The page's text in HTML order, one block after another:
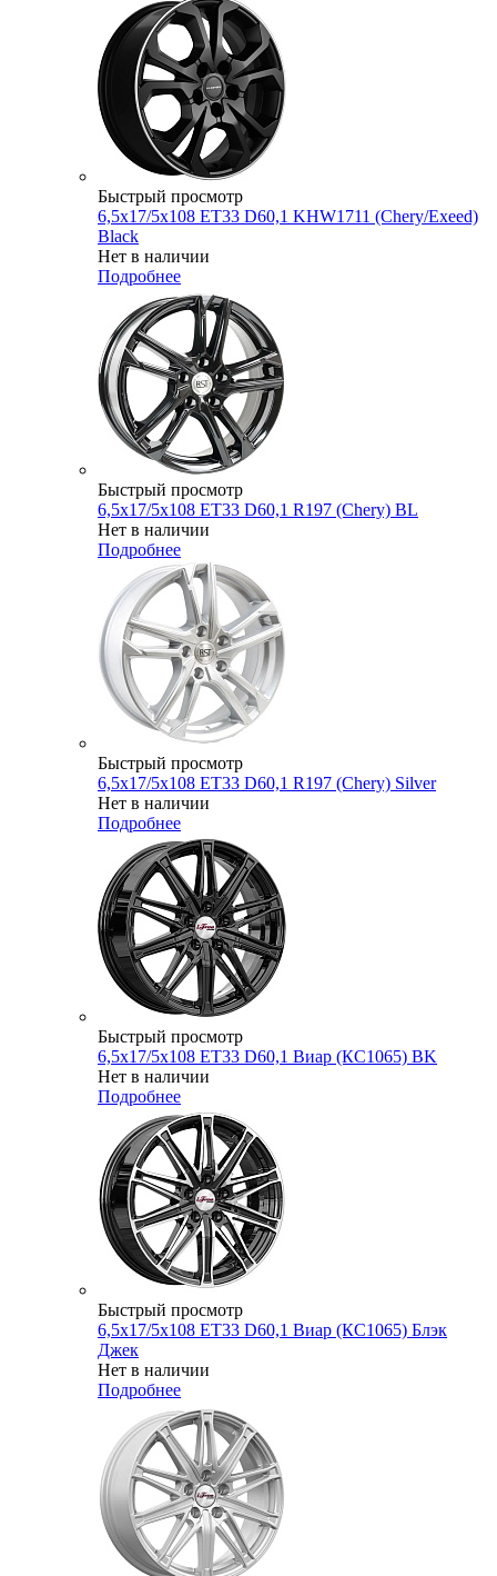
Быстрый просмотр
6,5x17/5x108 ET33 D60,1 KHW1711 (Chery/Exeed)
Black
Нет в наличии
Подробнее
Быстрый просмотр
6,5x17/5x108 ET33 D60,1 R197 (Chery) BL
Нет в наличии
Подробнее
Быстрый просмотр
6,5x17/5x108 ET33 D60,1 R197 (Chery) Silver
Нет в наличии
Подробнее
Быстрый просмотр
6,5x17/5x108 ET33 D60,1 Виар (КС1065) BK
Нет в наличии
Подробнее
Быстрый просмотр
6,5x17/5x108 ET33 D60,1 Виар (КС1065) Блэк
Джек
Нет в наличии
Подробнее